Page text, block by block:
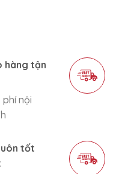
hàng tận
phí nội
tốt